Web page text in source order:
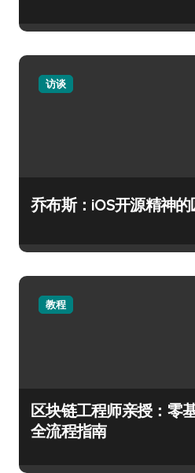
访谈
乔布斯：iOS开源精神
教程
区块链工程师亲授：零
全流程指南